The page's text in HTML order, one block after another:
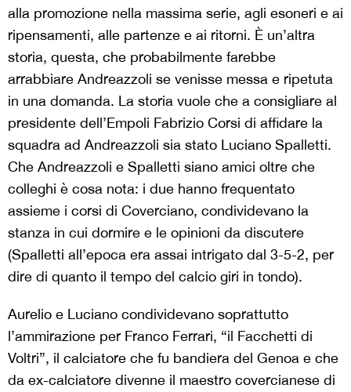
alla promozione nella massima serie, agli esoneri e ai
ripensamenti, alle partenze e ai ritorni. È un’altra
storia, questa, che probabilmente farebbe
arrabbiare Andreazzoli se venisse messa e ripetuta
in una domanda. La storia vuole che a consigliare al
presidente dell’Empoli Fabrizio Corsi di affidare la
squadra ad Andreazzoli sia stato Luciano Spalletti.
Che Andreazzoli e Spalletti siano amici oltre che
colleghi è cosa nota: i due hanno frequentato
assieme i corsi di Coverciano, condividevano la
stanza in cui dormire e le opinioni da discutere
(Spalletti all’epoca era assai intrigato dal 3-5-2, per
dire di quanto il tempo del calcio giri in tondo).
Aurelio e Luciano condividevano soprattutto
l’ammirazione per Franco Ferrari, “il Facchetti di
Voltri”, il calciatore che fu bandiera del Genoa e che
da ex-calciatore divenne il maestro covercianese di